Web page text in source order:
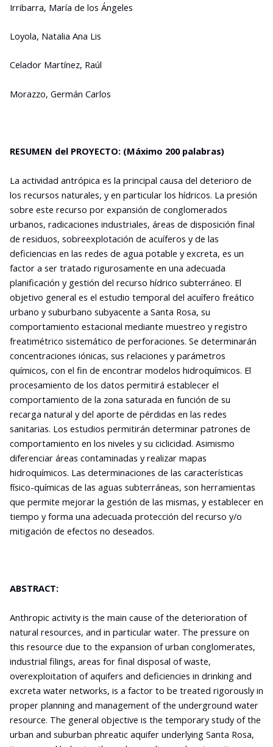
Irribarra, María de los Ángeles
Loyola, Natalia Ana Lis
Celador Martínez, Raúl
Morazzo, Germán Carlos
RESUMEN del PROYECTO: (Máximo 200 palabras)
La actividad antrópica es la principal causa del deterioro de
los recursos naturales, y en particular los hídricos. La presión
sobre este recurso por expansión de conglomerados
urbanos, radicaciones industriales, áreas de disposición final
de residuos, sobreexplotación de acuíferos y de las
deficiencias en las redes de agua potable y excreta, es un
factor a ser tratado rigurosamente en una adecuada
planificación y gestión del recurso hídrico subterráneo. El
objetivo general es el estudio temporal del acuífero freático
urbano y suburbano subyacente a Santa Rosa, su
comportamiento estacional mediante muestreo y registro
freatimétrico sistemático de perforaciones. Se determinarán
concentraciones iónicas, sus relaciones y parámetros
químicos, con el fin de encontrar modelos hidroquímicos. El
procesamiento de los datos permitirá establecer el
comportamiento de la zona saturada en función de su
recarga natural y del aporte de pérdidas en las redes
sanitarias. Los estudios permitirán determinar patrones de
comportamiento en los niveles y su ciclicidad. Asimismo
diferenciar áreas contaminadas y realizar mapas
hidroquímicos. Las determinaciones de las características
físico-químicas de las aguas subterráneas, son herramientas
que permite mejorar la gestión de las mismas, y establecer en
tiempo y forma una adecuada protección del recurso y/o
mitigación de efectos no deseados.
ABSTRACT:
Anthropic activity is the main cause of the deterioration of
natural resources, and in particular water. The pressure on
this resource due to the expansion of urban conglomerates,
industrial filings, areas for final disposal of waste,
overexploitation of aquifers and deficiencies in drinking and
excreta water networks, is a factor to be treated rigorously in
proper planning and management of the underground water
resource. The general objective is the temporary study of the
urban and suburban phreatic aquifer underlying Santa Rosa,